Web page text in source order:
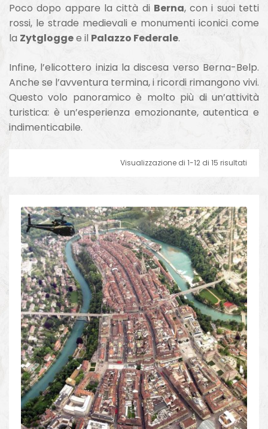
Poco dopo appare la città di Berna, con i suoi tetti
rossi, le strade medievali e monumenti iconici come
la Zytgloggee il Palazzo Federale.
Infine, l’elicottero inizia la discesa verso Berna-Belp.
Anche se l’avventura termina, i ricordi rimangono vivi.
Questo volo panoramico è molto più di un’attività
turistica: è un’esperienza emozionante, autentica e
indimenticabile.
Visualizzazione di 1-12 di 15 risultati